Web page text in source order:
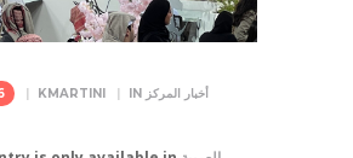
KMARTINI IN أخبار المركز